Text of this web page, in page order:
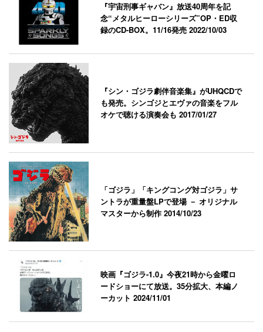
『宇宙刑事ギャバン』放送40周年を記
念“メタルヒーローシリーズ”OP・ED収
録のCD-BOX。11/16発売2022/10/03
『シン・ゴジラ劇伴音楽集』がUHQCDで
も発売。シンゴジとエヴァの音楽をフル
オケで聴ける演奏会も2017/01/27
「ゴジラ」「キングコング対ゴジラ」サ
ントラが重量盤LPで登場 － オリジナル
マスターから制作2014/10/23
映画『ゴジラ-1.0』今夜21時から金曜ロ
ードショーにて放送。35分拡大、本編ノ
ーカット2024/11/01